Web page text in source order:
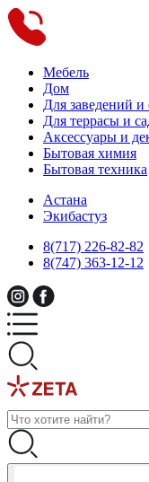
Мебель
Дом
Для заведений и
Для террасы и
Аксессуары и
Бытовая химия
Бытовая техника
Астана
Экибастуз
8(717) 226-82-82
8(747) 363-12-12